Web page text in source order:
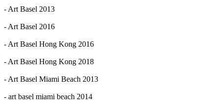
- Art Basel 2013
- Art Basel 2016
- Art Basel Hong Kong 2016
- Art Basel Hong Kong 2018
- Art Basel Miami Beach 2013
- art basel miami beach 2014